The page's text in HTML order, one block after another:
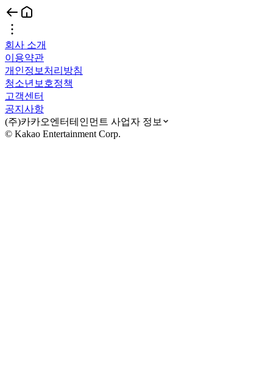
회사 소개
이용약관
개인정보처리방침
청소년보호정책
고객센터
공지사항
(주)카카오엔터테인먼트 사업자 정보
© Kakao Entertainment Corp.